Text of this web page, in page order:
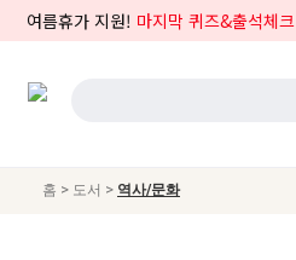
여름휴가 지원! 마지막 퀴즈&출석체크
홈 > 도서 > 역사/문화